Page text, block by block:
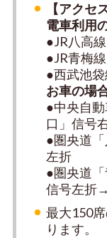
【アクセ
電車利用
●JR八高
●JR青梅
●西武池
お車の場
●中央自
口」信号
●圏央道
左折
●圏央道
信号左折
最大150
ります。